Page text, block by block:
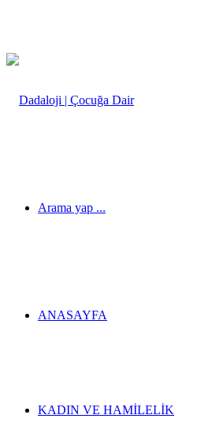
Arama yap ...
ANASAYFA
KADIN VE HAMILELIK